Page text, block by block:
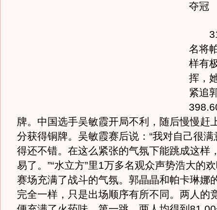
夺冠
31
名将
样有
挥，
紧追
牌。中国选手吴敏霞开局不利，随后慢慢赶
分获得铜牌。吴敏霞赛后说：“我对自己很
得还不错。在这么紧张的气氛下能跳成这样
易了。”“水立方”里1万多名观众声势浩大的
赛场充满了战斗的气氛。郭晶晶和帕卡琳娜
完全一样，只是出场顺序有所不同。两人的